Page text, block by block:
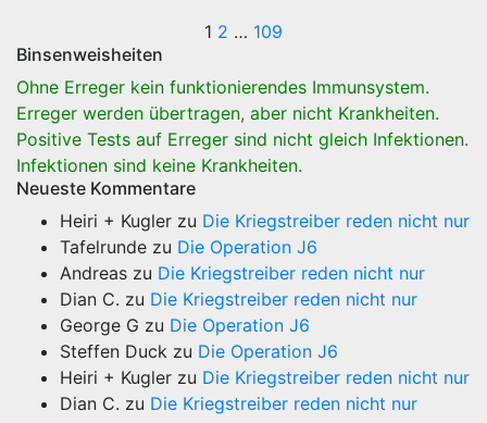
der
Beiträge
1 2 … 109
Binsenweisheiten
Ohne Erreger kein funktionierendes Immunsystem.
Erreger werden übertragen, aber nicht Krankheiten.
Positive Tests auf Erreger sind nicht gleich Infektionen.
Infektionen sind keine Krankheiten.
Neueste Kommentare
Heiri + Kugler zu Die Kriegstreiber reden nicht nur
Tafelrunde zu Die Operation J6
Andreas zu Die Kriegstreiber reden nicht nur
Dian C. zu Die Kriegstreiber reden nicht nur
George G zu Die Operation J6
Steffen Duck zu Die Operation J6
Heiri + Kugler zu Die Kriegstreiber reden nicht nur
Dian C. zu Die Kriegstreiber reden nicht nur